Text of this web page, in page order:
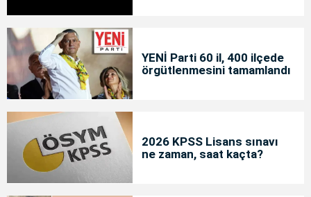
YENİ Parti 60 il, 400 ilçede
örgütlenmesini tamamlandı
2026 KPSS Lisans sınavı
ne zaman, saat kaçta?